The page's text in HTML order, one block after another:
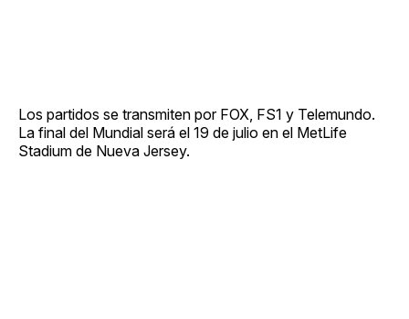
Los partidos se transmiten por FOX, FS1 y Telemundo.
La final del Mundial será el 19 de julio en el MetLife
Stadium de Nueva Jersey.